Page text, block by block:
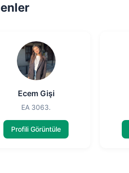
Ecem Gişi
EA 3063.
Profili Görüntüle